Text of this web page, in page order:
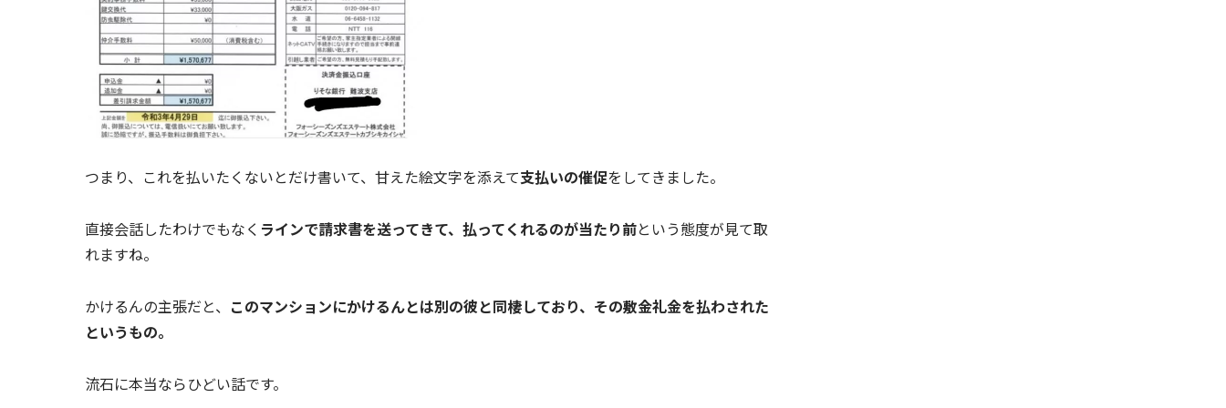
つまり、これを払いたくないとだけ書いて、甘えた絵文字を添えて支払いの催促をしてきました。
直接会話したわけでもなく ラインで請求書を送ってきて、払ってくれるのが当たり前という態度が見て取
れますね。
かけるんの主張だと、 このマンションにかけるんとは別の彼と同棲しており、その敷金礼金を払わされた
というもの。
流石に本当ならひどい話です。